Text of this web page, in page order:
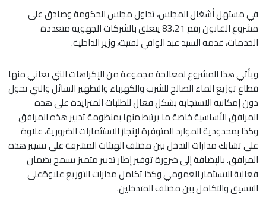
في مستهل أشغال المجلس، تداول مجلس الحكومة وصادق على
مشروع القانون رقم 83.21 يتعلق بالشركات الجهوية متعددة
الخدمات، قدمهالسيد عبد الوافي لفتيت، وزير الداخلية.
ويأتي هذا المشروع لمعالجة مجموعة من الإكراهات التي يعاني منها
قطاع توزيع الماء الصالح للشرب والكهرباء والتطهير السائل والتي تحول
دون إمكانية الاستجابة بشكل فعال للطلبات المتزايدة على هذه
المرافق الأساسية خاصة ما يرتبط منها بمنظومة تدبير هذه المرافق
وكذا بمحدودية الموارد المتوفرة لإنجاز الاستثمارات الضرورية، علاوة
على تشابك مدارات التدخل بين مختلف الهيئات المشرفة على تسيير هذه
المرافق. بالإضافة إلى ضرورة توفير إطار تدبير متميز يسمح بضمان
فعالية الاستثمار العمومي وكذا تكامل مدارات التوزيع علاوةعلى
التنسيق والتكامل بين مختلف المتدخلين.